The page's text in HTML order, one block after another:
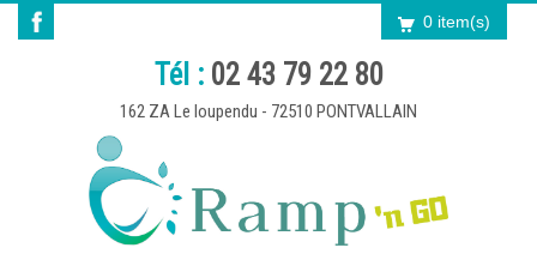
0 item(s)
Tél : 02 43 79 22 80
162 ZA Le loupendu - 72510 PONTVALLAIN